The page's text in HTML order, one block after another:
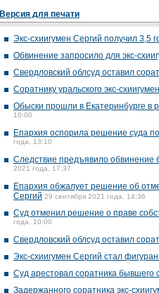
Версия для печати
Экс-схиигумен Сергий получил 3,5
Обвинение запросило для экс-
Свердловский облсуд оставил
Соратнику уральского экс-
Обыски прошли в Екатеринбурге в
10:00
Епархия оспорила решение суда
года, 13:10
Следствие предъявило обвинение
2021 года, 17:37
Епархия обжалует решение об
Сергий 29 сентября 2021 года, 14:36
Суд отменил решение о праве
года, 10:00
Свердловский облсуд оставил
Экс-схиигумен Сергий стал
Суд арестовал соратника бывшего
Задержанного соратника экс-